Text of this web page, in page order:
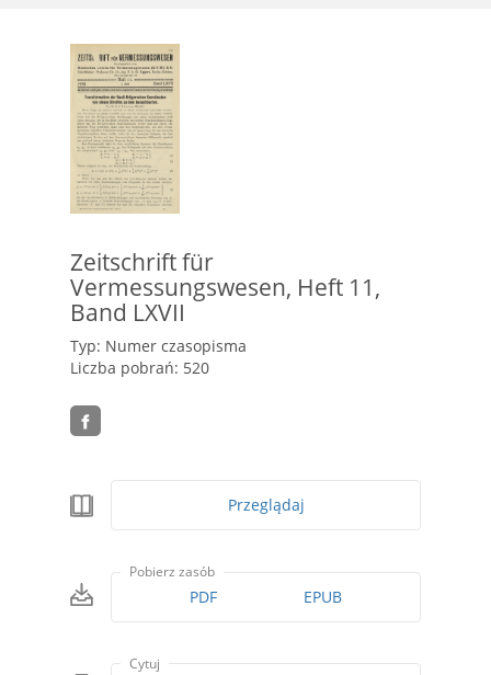
Zeitschrift für
Vermessungswesen, Heft 11,
Band LXVII
Typ: Numer czasopisma
Liczba pobrań: 520
Przeglądaj
Pobierz zasób
PDF EPUB
Cytuj